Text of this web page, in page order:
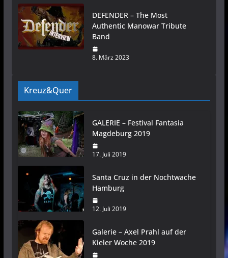
DEFENDER – The Most
Authentic Manowar Tribute
Band
8. März 2023
Kreuz&Quer
GALERIE – Festival Fantasia
Magdeburg 2019
17. Juli 2019
Santa Cruz in der Nochtwache
Hamburg
12. Juli 2019
Galerie – Axel Prahl auf der
Kieler Woche 2019